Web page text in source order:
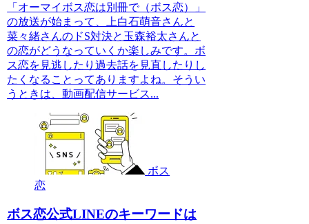
「オーマイボス恋は別冊で（ボス恋）」
の放送が始まって、上白石萌音さんと
菜々緒さんのドS対決と玉森裕太さんと
の恋がどうなっていくか楽しみです。ボ
ス恋を見逃したり過去話を見直したりし
たくなることってありますよね。そうい
うときは、動画配信サービス...
ボス
恋
ボス恋公式LINEのキーワードは